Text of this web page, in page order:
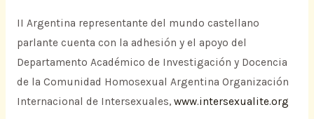
II Argentina representante del mundo castellano
parlante cuenta con la adhesión y el apoyo del
Departamento Académico de Investigación y Docencia
de la Comunidad Homosexual Argentina Organización
Internacional de Intersexuales, www.intersexualite.org